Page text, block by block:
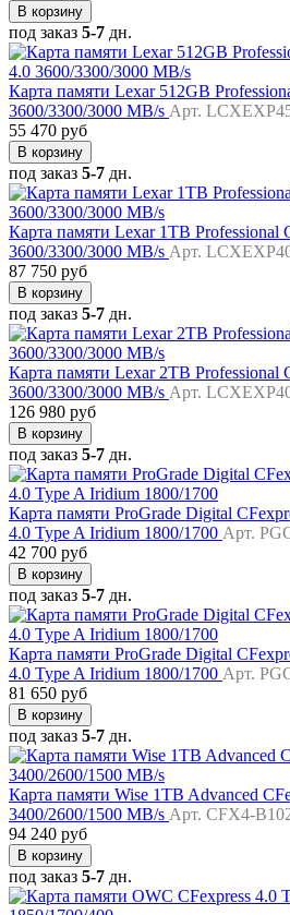
В корзину
под заказ 5-7 дн.
Карта памяти Lexar 512GB
3600/3300/3000 MB/s Арт.
55 470 руб
В корзину
под заказ 5-7 дн.
Карта памяти Lexar 1TB Professional
3600/3300/3000 MB/s Арт.
87 750 руб
В корзину
под заказ 5-7 дн.
Карта памяти Lexar 2TB Professional
3600/3300/3000 MB/s Арт.
126 980 руб
В корзину
под заказ 5-7 дн.
Карта памяти ProGrade Digital
4.0 Type A Iridium 1800/1700 Арт.
42 700 руб
В корзину
под заказ 5-7 дн.
Карта памяти ProGrade Digital
4.0 Type A Iridium 1800/1700 Арт.
81 650 руб
В корзину
под заказ 5-7 дн.
Карта памяти Wise 1TB Advanced
3400/2600/1500 MB/s Арт. CFX4-
94 240 руб
В корзину
под заказ 5-7 дн.